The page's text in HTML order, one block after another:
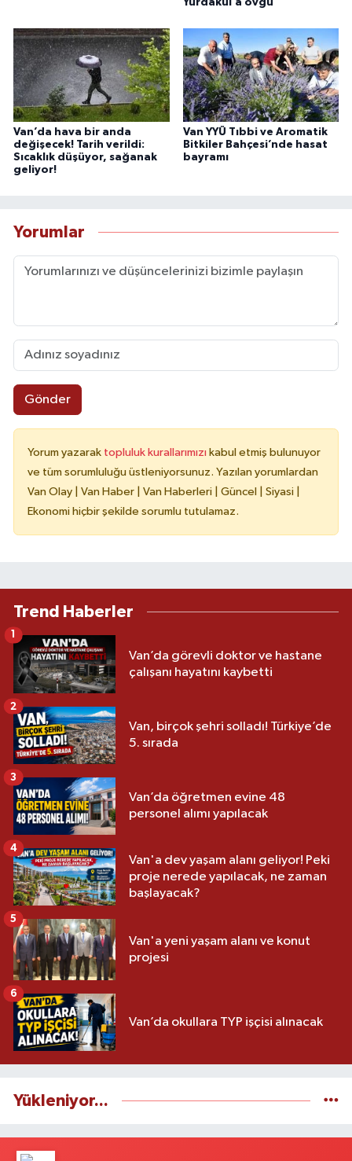
Yurdakul’a övgü
Van’da hava bir anda
değişecek! Tarih verildi:
Sıcaklık düşüyor, sağanak
geliyor!
Van YYÜ Tıbbi ve Aromatik
Bitkiler Bahçesi’nde hasat
bayramı
Yorumlar
Gönder
Yorum yazarak topluluk kurallarımızı kabul etmiş bulunuyor
ve tüm sorumluluğu üstleniyorsunuz. Yazılan yorumlardan
Van Olay | Van Haber | Van Haberleri | Güncel | Siyasi |
Ekonomi hiçbir şekilde sorumlu tutulamaz.
Trend Haberler
Van’da görevli doktor ve hastane
çalışanı hayatını kaybetti
Van, birçok şehri solladı! Türkiye’de
5. sırada
2
Van’da öğretmen evine 48
personel alımı yapılacak
3
Van'a dev yaşam alanı geliyor! Peki
proje nerede yapılacak, ne zaman
başlayacak?
4
Van'a yeni yaşam alanı ve konut
projesi
5
Van’da okullara TYP işçisi alınacak
6
Yükleniyor...